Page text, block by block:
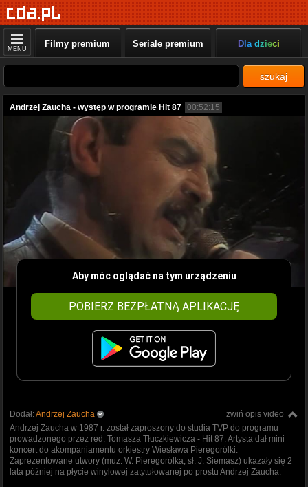
MENU Filmy premium Seriale premium Dla dzieci
szukaj
Andrzej Zaucha - występ w programie Hit 87 00:52:15
Aby móc oglądać na tym urządzeniu
POBIERZ BEZPŁATNĄ APLIKACJĘ
zwiń opis video
Dodał:Andrzej Zaucha
Andrzej Zaucha w 1987 r. został zaproszony do studia TVP do programu
prowadzonego przez red. Tomasza Tłuczkiewicza - Hit 87. Artysta dał mini
koncert do akompaniamentu orkiestry Wiesława Pieregorólki.
Zaprezentowane utwory (muz. W. Pieregorólka, sł. J. Siemasz) ukazały się 2
lata później na płycie winylowej zatytułowanej po prostu Andrzej Zaucha.